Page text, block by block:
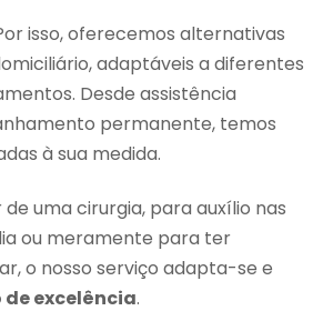
isso, oferecemos alternativas
adaptáveis a diferentes
Desde assistência
permanente, temos
à sua medida.
uma cirurgia, para auxílio nas
ou meramente para ter
o nosso serviço adapta-se e
de excelência.